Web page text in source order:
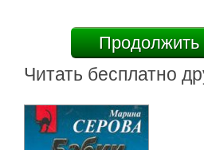
Продолжить
Читать бесплатно